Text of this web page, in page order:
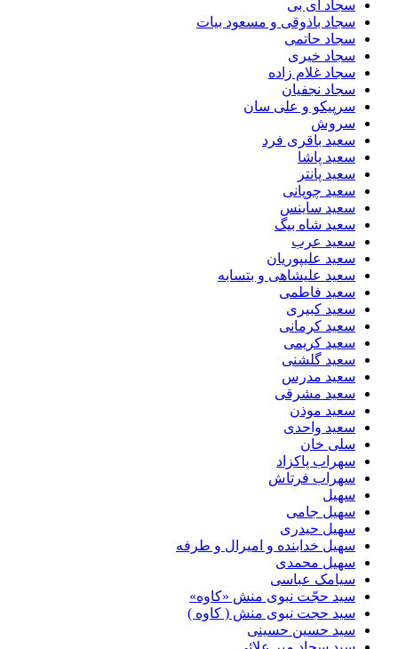
سجاد ای بی
سجاد باذوقی و مسعود بیات
سجاد حاتمی
سجاد خیری
سجاد غلام زاده
سجاد نجفیان
سرپیکو و علی سان
سروش
سعید باقری فرد
سعید پاشا
سعید پانتر
سعید چوپانی
سعید ساینس
سعید شاه بیگ
سعید عرب
سعید علیپوریان
سعید علیشاهی و بتسابه
سعید فاطمی
سعید کبیری
سعید کرمانی
سعید کریمی
سعید گلشنی
سعید مدرس
سعید مشرقی
سعید موذن
سعید واحدی
سلی خان
سهراب پاکزاد
سهراب فرتاش
سهیل
سهیل جامی
سهیل حیدری
سهیل خدابنده و امیرال و طرفه
سهیل محمدی
سیامک عباسی
سید حجّت نبوی منش «کاوه»
سید حجت نبوی منش ( کاوه )
سید حسین حسینى